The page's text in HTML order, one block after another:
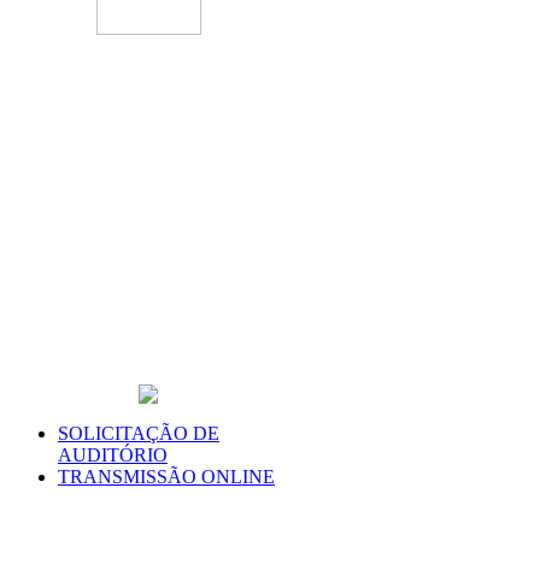
SOLICITAÇÃO DE
AUDITÓRIO
TRANSMISSÃO ONLINE